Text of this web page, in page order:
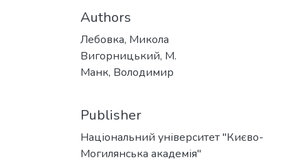
Authors
Лебовка, Микола
Вигорницький, М.
Манк, Володимир
Publisher
Національний університет "Києво-
Могилянська академія"